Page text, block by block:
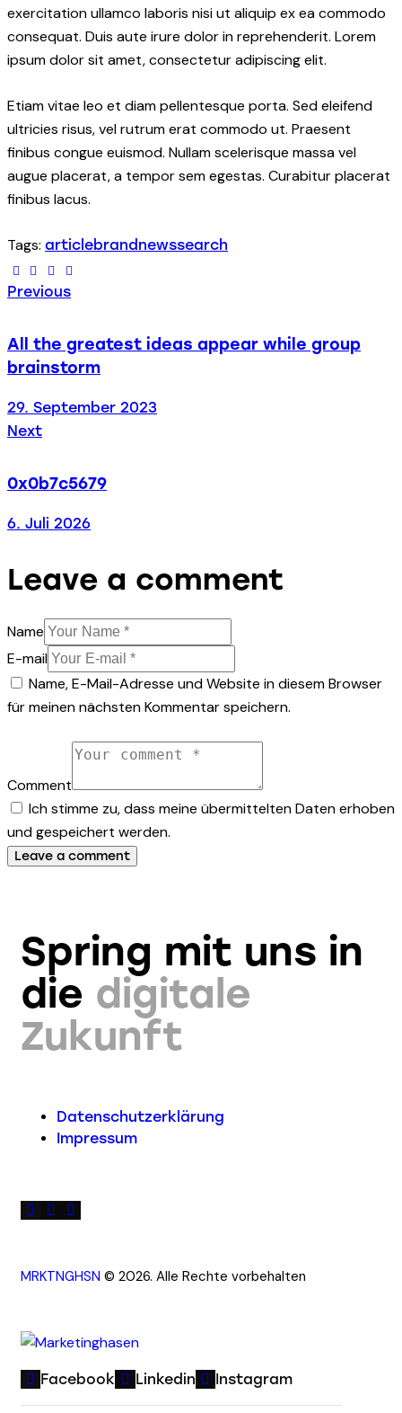
exercitation ullamco laboris nisi ut aliquip ex ea commodo
consequat. Duis aute irure dolor in reprehenderit. Lorem
ipsum dolor sit amet, consectetur adipiscing elit.
Etiam vitae leo et diam pellentesque porta. Sed eleifend
ultricies risus, vel rutrum erat commodo ut. Praesent
finibus congue euismod. Nullam scelerisque massa vel
augue placerat, a tempor sem egestas. Curabitur placerat
finibus lacus.
Tags: articlebrand newssearch
Previous
All the greatest ideas appear while group
brainstorm
29. September 2023
Next
0x0b7c5679
6. Juli 2026
Leave a comment
Name
E-mail
Name, E-Mail-Adresse und Website in diesem Browser
für meinen nächsten Kommentar speichern.
Comment
Ich stimme zu, dass meine übermittelten Daten erhoben
und gespeichert werden.
Spring mit uns in
die digitale
Zukunft
Datenschutzerklärung
Impressum
MRKTNGHSN © 2026. Alle Rechte vorbehalten
Facebook Linkedin Instagram